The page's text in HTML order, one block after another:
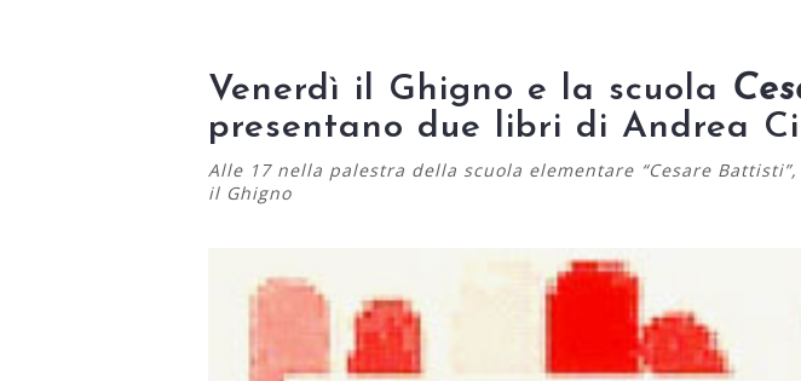
Venerdì il Ghigno e la scuola
presentano due libri di Andrea
Alle 17 nella palestra della scuola elementare “Cesare
il Ghigno